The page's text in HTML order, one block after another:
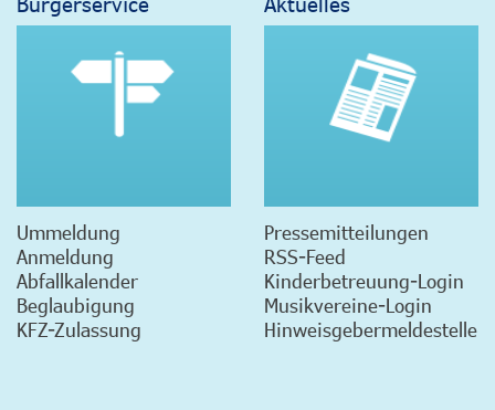
Ummeldung
Anmeldung
Abfallkalender
Beglaubigung
KFZ-Zulassung
Pressemitteilungen
RSS-Feed
Kinderbetreuung-Login
Musikvereine-Login
Hinweisgebermeldestelle